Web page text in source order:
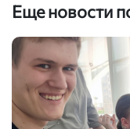
Еще новости